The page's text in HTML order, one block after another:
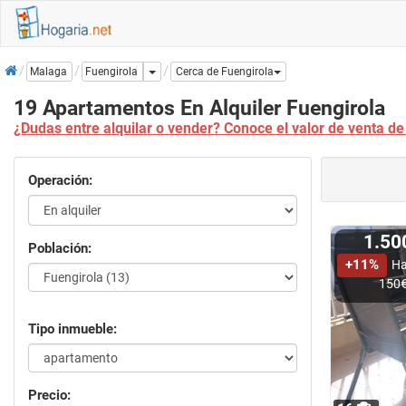
InicioMalaga Fuengirola Dropdown
Cerca de Fuengirola
19 Apartamentos En Alquiler Fuengirola
¿Dudas entre alquilar o vender? Conoce el valor de venta
Operación:
Población:
Tipo inmueble:
Precio:
+11%